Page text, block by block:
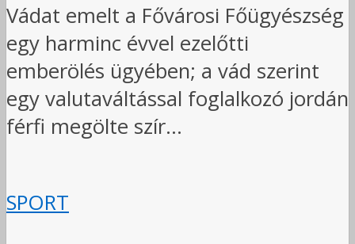
Vádat emelt a Fővárosi Főügyészség
egy harminc évvel ezelőtti
emberölés ügyében; a vád szerint
egy valutaváltással foglalkozó jordán
férfi megölte szír...
SPORT